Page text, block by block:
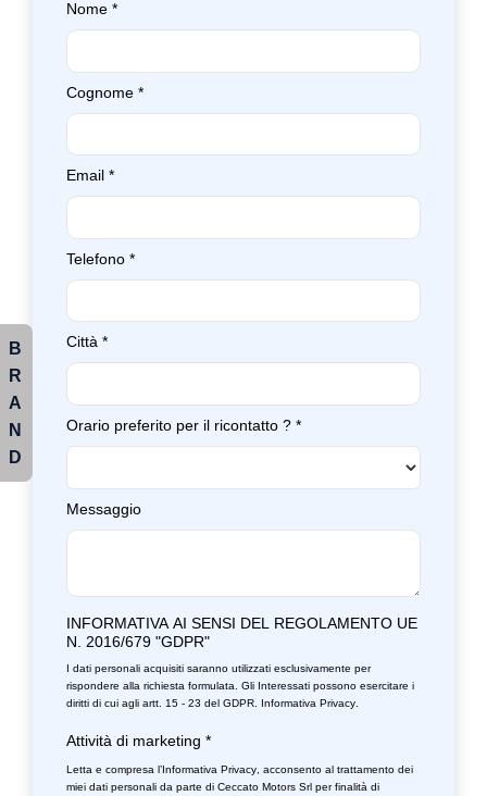
Nome *
Cognome *
Email *
Telefono *
Città *
Orario preferito per il ricontatto ? *
Messaggio
INFORMATIVA AI SENSI DEL REGOLAMENTO UE
N. 2016/679 "GDPR"
I dati personali acquisiti saranno utilizzati esclusivamente per
rispondere alla richiesta formulata. Gli Interessati possono esercitare i
diritti di cui agli artt. 15 - 23 del GDPR. Informativa Privacy
Attività di marketing *
Letta e compresa l’Informativa Privacy , acconsento al trattamento dei
miei dati personali da parte di Ceccato Motors Srl per finalità di
B
R
A
N
D